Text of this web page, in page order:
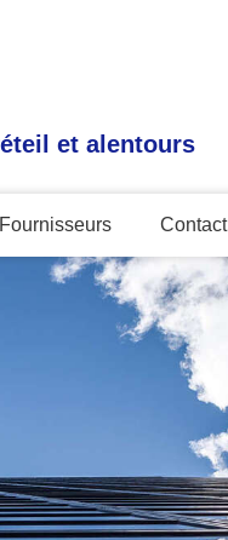
et alentours
Fournisseurs Contact